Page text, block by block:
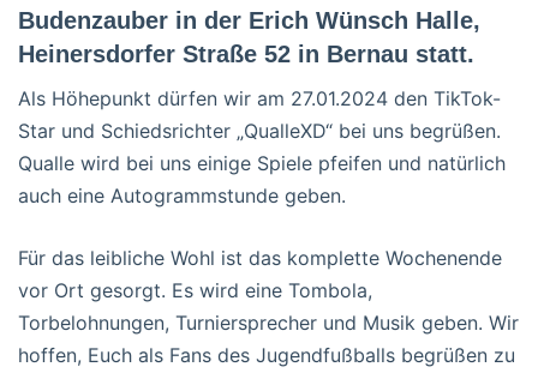
Budenzauber in der Erich Wünsch Halle,
Heinersdorfer Straße 52 in Bernau statt.
Als Höhepunkt dürfen wir am 27.01.2024 den TikTok-
Star und Schiedsrichter „QualleXD“ bei uns begrüßen.
Qualle wird bei uns einige Spiele pfeifen und natürlich
auch eine Autogrammstunde geben.
Für das leibliche Wohl ist das komplette Wochenende
vor Ort gesorgt. Es wird eine Tombola,
Torbelohnungen, Turniersprecher und Musik geben. Wir
hoffen, Euch als Fans des Jugendfußballs begrüßen zu